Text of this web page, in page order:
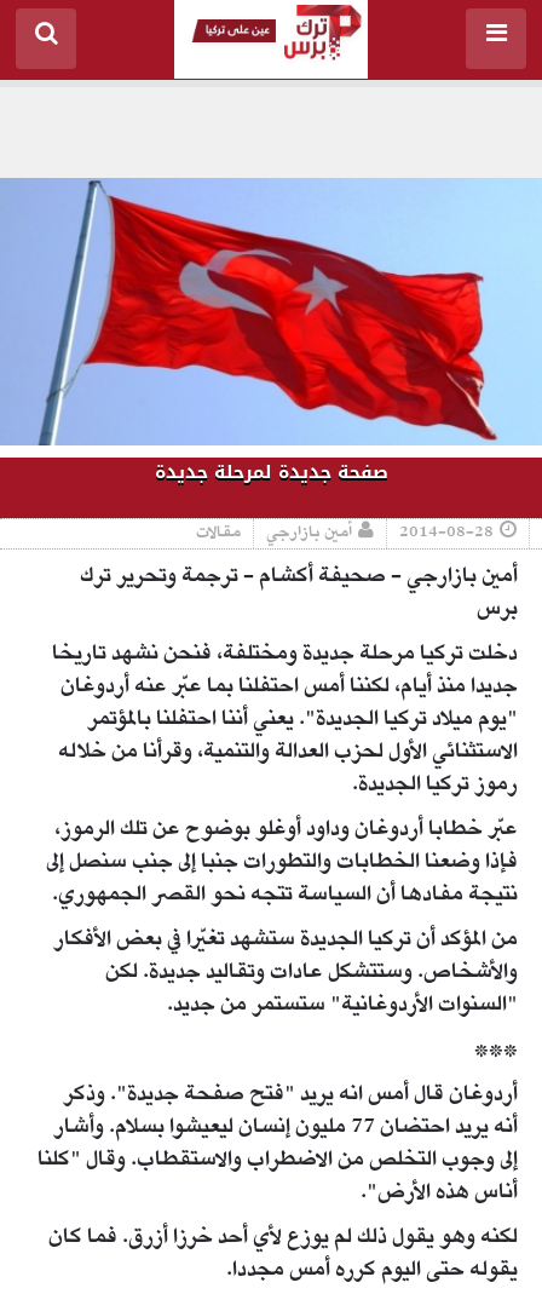
صفحة جديدة لمرحلة جديدة
2014-08-28 أمين بازارجي مقالات
أمين بازارجي - صحيفة أكشام - ترجمة وتحرير ترك
برس
دخلت تركيا مرحلة جديدة ومختلفة، فنحن نشهد تاريخا
جديدا منذ أيام، لكننا أمس احتفلنا بما عبّر عنه أردوغان
"يوم ميلاد تركيا الجديدة". يعني أننا احتفلنا بالمؤتمر
الاستثنائي الأول لحزب العدالة والتنمية، وقرأنا من خلاله
رموز تركيا الجديدة.
عبّر خطابا أردوغان وداود أوغلو بوضوح عن تلك الرموز،
فإذا وضعنا الخطابات والتطورات جنبا إلى جنب سنصل إلى
نتيجة مفادها أن السياسة تتجه نحو القصر الجمهوري.
من المؤكد أن تركيا الجديدة ستشهد تغيّرا في بعض الأفكار
والأشخاص. وستتشكل عادات وتقاليد جديدة. لكن
"السنوات الأردوغانية" ستستمر من جديد.
***
أردوغان قال أمس انه يريد "فتح صفحة جديدة". وذكر
أنه يريد احتضان 77 مليون إنسان ليعيشوا بسلام. وأشار
إلى وجوب التخلص من الاضطراب والاستقطاب. وقال "كلنا
أناس هذه الأرض".
لكنه وهو يقول ذلك لم يوزع لأي أحد خرزا أزرق. فما كان
يقوله حتى اليوم كرره أمس مجددا.